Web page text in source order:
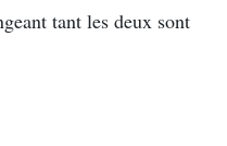
tant les deux sont